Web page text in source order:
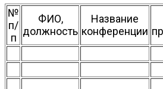
№
п/
п
ФИО,
должность
Название
конференции